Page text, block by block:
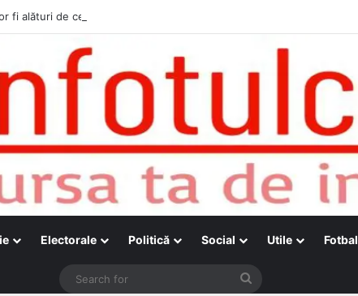
fi alături de cetățenii care vor lua parte la Festivalul Folk Țestos
Electorale Politică Social Utile Fotbal
Search